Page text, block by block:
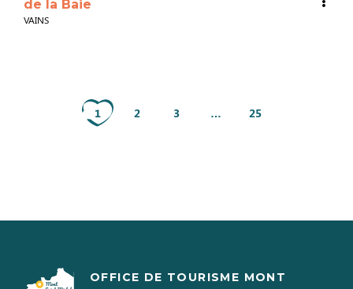
de la Baie
VAINS
1 2 3 … 25
OFFICE DE TOURISME MONT